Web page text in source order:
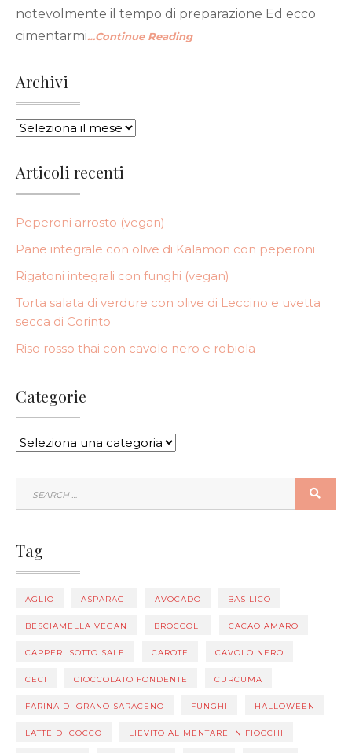
notevolmente il tempo di preparazione Ed ecco
cimentarmi…Continue Reading
Archivi
ARCHIVI
Articoli recenti
Peperoni arrosto (vegan)
Pane integrale con olive di Kalamon con peperoni
Rigatoni integrali con funghi (vegan)
Torta salata di verdure con olive di Leccino e uvetta
secca di Corinto
Riso rosso thai con cavolo nero e robiola
Categorie
CATEGORIE
Tag
AGLIO ASPARAGI AVOCADO BASILICO
BESCIAMELLA VEGAN BROCCOLI CACAO AMARO
CAPPERI SOTTO SALE CAROTE CAVOLO NERO
CECI CIOCCOLATO FONDENTE CURCUMA
FARINA DI GRANO SARACENO FUNGHI HALLOWEEN
LATTE DI COCCO LIEVITO ALIMENTARE IN FIOCCHI